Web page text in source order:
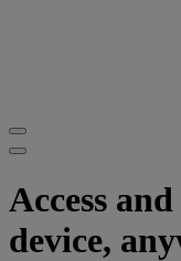
Access
device,